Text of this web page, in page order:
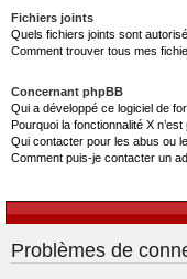
Fichiers joints
Quels fichiers joints sont
Comment trouver tous mes
Concernant phpBB
Qui a développé ce logiciel de
Pourquoi la fonctionnalité X
Qui contacter pour les abus ou
Comment puis-je contacter un
Problèmes de